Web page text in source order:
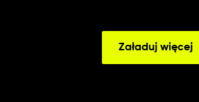
Załaduj więcej